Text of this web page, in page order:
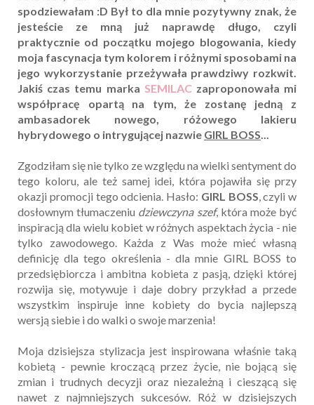
spodziewałam :D Był to dla mnie pozytywny znak, że
jesteście ze mną już naprawdę długo, czyli
praktycznie od początku mojego blogowania, kiedy
moja fascynacja tym kolorem i różnymi sposobami na
jego wykorzystanie przeżywała prawdziwy rozkwit.
Jakiś czas temu marka SEMILACzaproponowała mi
współpracę opartą na tym, że zostanę jedną z
ambasadorek nowego, różowego lakieru
hybrydowego o intrygującej nazwie GIRL BOSS...
Zgodziłam się nie tylko ze względu na wielki sentyment do
tego koloru, ale też samej idei, która pojawiła się przy
okazji promocji tego odcienia. Hasło: GIRL BOSS, czyli w
dosłownym tłumaczeniu dziewczyna szef, która może być
inspiracją dla wielu kobiet w różnych aspektach życia - nie
tylko zawodowego. Każda z Was może mieć własną
definicję dla tego określenia - dla mnie GIRL BOSS to
przedsiębiorcza i ambitna kobieta z pasją, dzięki której
rozwija się, motywuje i daje dobry przykład a przede
wszystkim inspiruje inne kobiety do bycia najlepszą
wersją siebie i do walki o swoje marzenia!
Moja dzisiejsza stylizacja jest inspirowana właśnie taką
kobietą - pewnie kroczącą przez życie, nie bojącą się
zmian i trudnych decyzji oraz niezależną i cieszącą się
nawet z najmniejszych sukcesów. Róż w dzisiejszych